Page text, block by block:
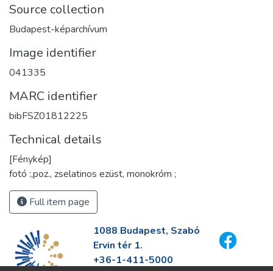
Source collection
Budapest-képarchívum
Image identifier
041335
MARC identifier
bibFSZ01812225
Technical details
[Fénykép]
fotó :,poz., zselatinos ezüst, monokróm ;
Full item page
1088 Budapest, Szabó
Ervin tér 1.
+36-1-411-5000